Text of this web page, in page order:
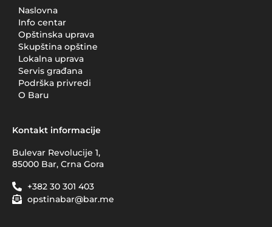
Naslovna
Info centar
Opštinska uprava
Skupština opštine
Lokalna uprava
Servis građana
Podrška privredi
O Baru
Kontakt informacije
Bulevar Revolucije 1,
85000 Bar, Crna Gora
+382 30 301 403
opstinabar@bar.me